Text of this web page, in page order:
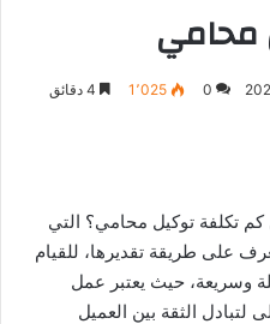
محامي
0 1٬025
تكلفة توكيل محامي؟ التي
على طريقة تقديرها، للقيام
وسريعة، حيث يعتبر عمل
الثقة بين العميل